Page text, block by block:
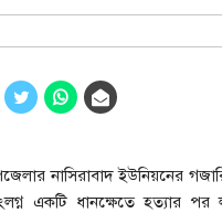
নাসিরাবাদ ইউনিয়নের
একটি ধানক্ষেতে হত্যার পর